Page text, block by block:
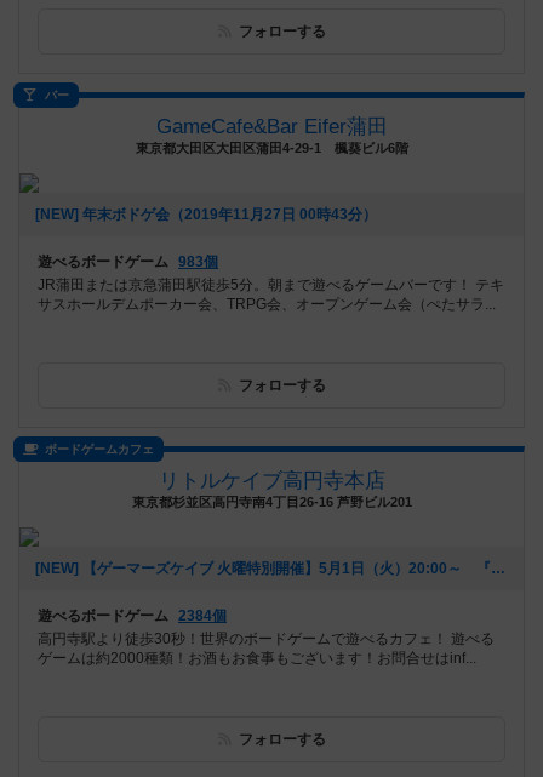
フォローする
バー
GameCafe&Bar Eifer蒲田
東京都大田区大田区蒲田4-29-1 楓葵ビル6階
[NEW] 年末ボドゲ会（2019年11月27日 00時43分）
遊べるボードゲーム 983個
JR蒲田または京急蒲田駅徒歩5分。朝まで遊べるゲームバーです！ テキ
サスホールデムポーカー会、TRPG会、オープンゲーム会（ぺたサラ...
フォローする
ボードゲームカフェ
リトルケイブ高円寺本店
東京都杉並区高円寺南4丁目26-16 芦野ビル201
[NEW] 【ゲーマーズケイブ 火曜特別開催】5月1日（火）20:00～ 『ロールプレイヤー』（2018年04月22日 18時42分）
遊べるボードゲーム 2384個
高円寺駅より徒歩30秒！世界のボードゲームで遊べるカフェ！ 遊べる
ゲームは約2000種類！お酒もお食事もございます！お問合せはinf...
フォローする